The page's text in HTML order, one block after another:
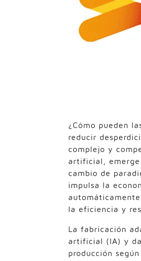
¿Cómo pueden
reducir
complejo y
artificial, emerge
cambio de
impulsa la
la eficiencia y
La fabricación
artificial (IA) y
producción